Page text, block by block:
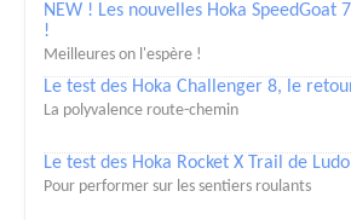
NEW ! Les nouvelles Hoka SpeedGoat
!
Meilleures on l'espère !
Le test des Hoka Challenger 8, le
La polyvalence route-chemin
Le test des Hoka Rocket X Trail de
Pour performer sur les sentiers roulants